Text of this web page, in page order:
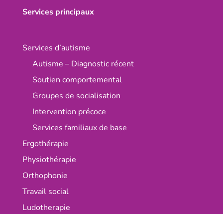
Services principaux
Services d’autisme
Autisme – Diagnostic récent
Soutien comportemental
Groupes de socialisation
Intervention précoce
Services familiaux de base
Ergothérapie
Physiothérapie
Orthophonie
Travail social
Ludotherapie